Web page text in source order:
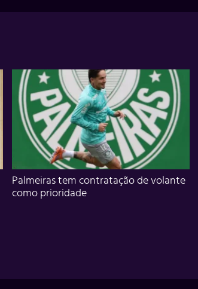
Palmeiras tem contratação de volante
como prioridade